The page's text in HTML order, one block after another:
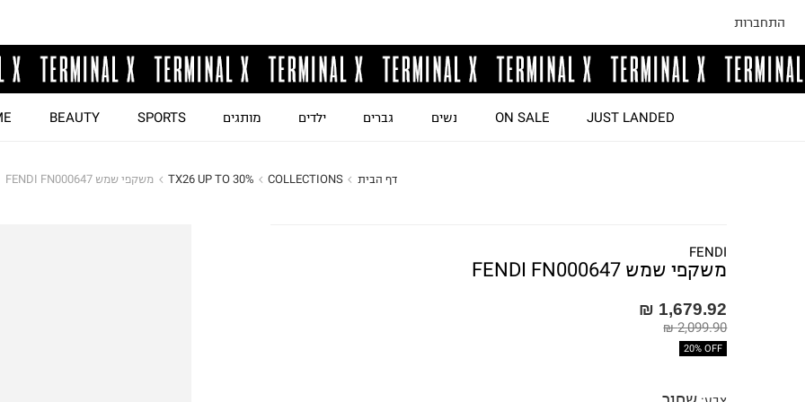
התחברות
JUST LANDED
ON SALE נשים גברים ילדים מותגים SPORTS
BEAUTY
דף הבית COLLECTIONS
TX26 UP TO 30% משקפי שמש FENDI FN000647
FENDI
משקפי שמש FENDI FN000647
1,679.92 ₪
2,099.90 ₪
20% OFF